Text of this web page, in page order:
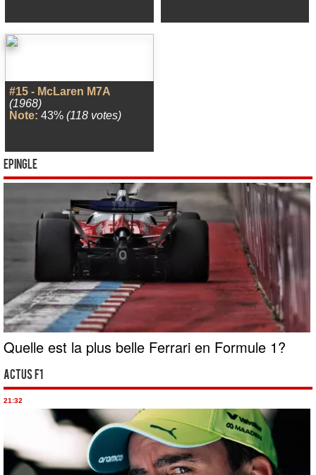
#15 - McLaren M7A
(1968)
Note: 43% (118 votes)
Epingle
Quelle est la plus belle Ferrari en Formule 1?
Actus F1
21:32